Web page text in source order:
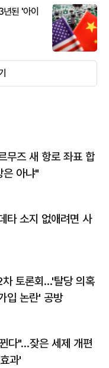
된 '아이
무즈 새 항로 좌표 합
아냐"
타 소지 없애려면 사
토론회…'탈당 의혹
입 논란' 공방
다"…잦은 세제 개편
과'